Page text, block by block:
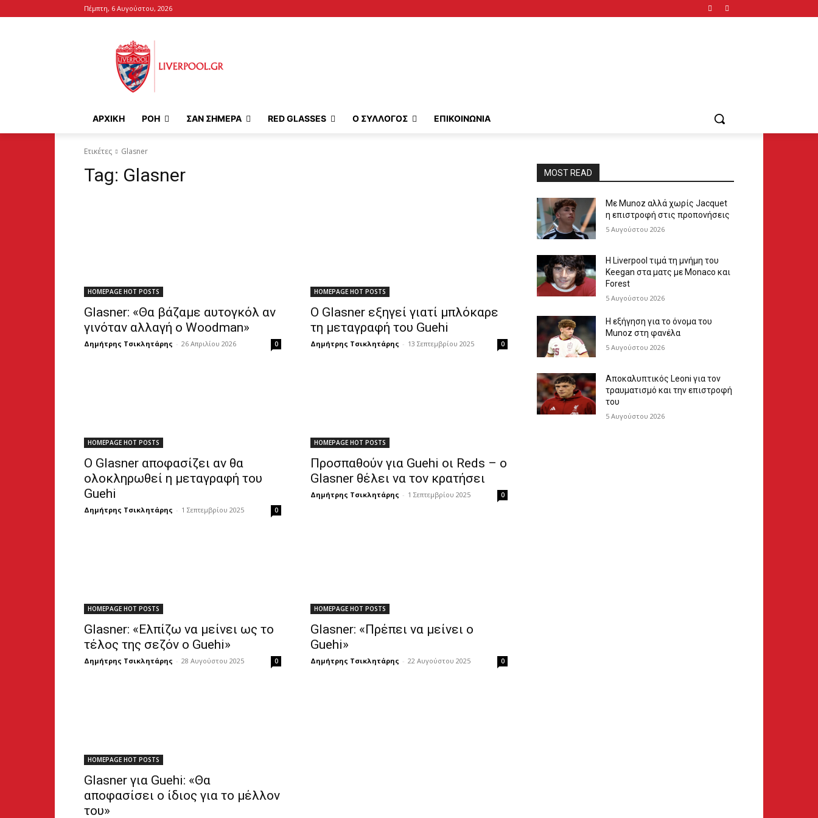
Πέμπτη, 6 Αυγούστου, 2026
ΑΡΧΙΚΉ ΡΟΗ ΣΑΝ ΣΗΜΕΡΑ RED GLASSES Ο ΣΥΛΛΟΓΟΣ ΕΠΙΚΟΙΝΩΝΙΑ
Ετικέτες Glasner
Tag: Glasner
HOMEPAGE HOT POSTS
Glasner: «Θα βάζαμε αυτογκόλ αν
γινόταν αλλαγή ο Woodman»
Δημήτρης Τσικλητάρης - 26 Απριλίου 2026 0
HOMEPAGE HOT POSTS
Ο Glasner εξηγεί γιατί μπλόκαρε
τη μεταγραφή του Guehi
Δημήτρης Τσικλητάρης - 13 Σεπτεμβρίου 2025 0
HOMEPAGE HOT POSTS
Ο Glasner αποφασίζει αν θα
ολοκληρωθεί η μεταγραφή του
Guehi
Δημήτρης Τσικλητάρης - 1 Σεπτεμβρίου 2025 0
HOMEPAGE HOT POSTS
Προσπαθούν για Guehi οι Reds – ο
Glasner θέλει να τον κρατήσει
Δημήτρης Τσικλητάρης - 1 Σεπτεμβρίου 2025 0
HOMEPAGE HOT POSTS
Glasner: «Ελπίζω να μείνει ως το
τέλος της σεζόν ο Guehi»
Δημήτρης Τσικλητάρης - 28 Αυγούστου 2025 0
HOMEPAGE HOT POSTS
Glasner: «Πρέπει να μείνει ο
Guehi»
Δημήτρης Τσικλητάρης - 22 Αυγούστου 2025 0
HOMEPAGE HOT POSTS
Glasner για Guehi: «Θα
αποφασίσει ο ίδιος για το μέλλον
του»
MOST READ
Με Munoz αλλά χωρίς Jacquet
η επιστροφή στις προπονήσεις
5 Αυγούστου 2026
Η Liverpool τιμά τη μνήμη του
Keegan στα ματς με Monaco και
Forest
5 Αυγούστου 2026
Η εξήγηση για το όνομα του
Munoz στη φανέλα
5 Αυγούστου 2026
Αποκαλυπτικός Leoni για τον
τραυματισμό και την επιστροφή
του
5 Αυγούστου 2026